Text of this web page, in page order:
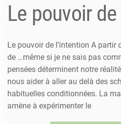
Le pouvoir
Le pouvoir de l’intention A
de …même si je ne sais pas
pensées déterminent notre
nous aider à aller au delà des
habituelles conditionnées. La
amène à expérimenter le